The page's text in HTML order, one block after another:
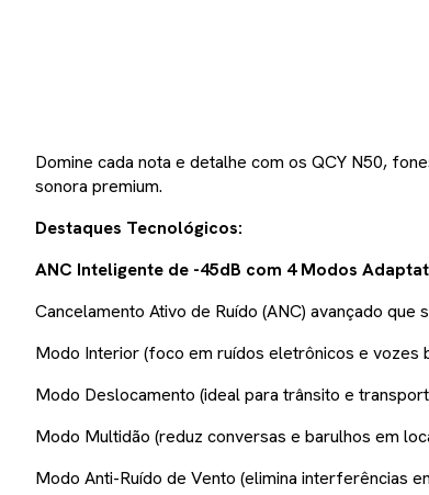
Domine cada nota e detalhe com os QCY N50,
sonora premium.
Destaques Tecnológicos:
ANC Inteligente de -45dB com 4 Modos
Cancelamento Ativo de Ruído (ANC) avançado que
Modo Interior (foco em ruídos eletrônicos e vozes
Modo Deslocamento (ideal para trânsito e
Modo Multidão (reduz conversas e barulhos em
Modo Anti-Ruído de Vento (elimina interferências